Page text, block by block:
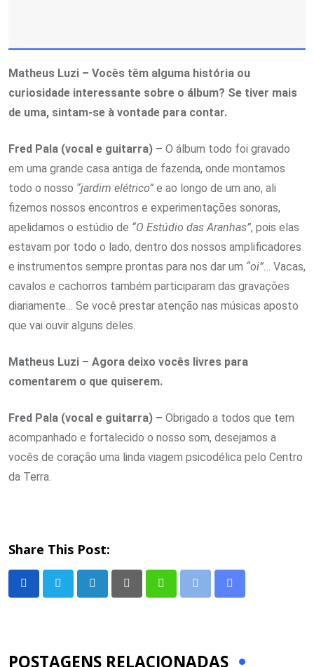
Matheus Luzi – Vocês têm alguma história ou
curiosidade interessante sobre o álbum? Se tiver mais
de uma, sintam-se à vontade para contar.
Fred Pala (vocal e guitarra) – O álbum todo foi gravado
em uma grande casa antiga de fazenda, onde montamos
todo o nosso “jardim elétrico” e ao longo de um ano, ali
fizemos nossos encontros e experimentações sonoras,
apelidamos o estúdio de “O Estúdio das Aranhas”, pois elas
estavam por todo o lado, dentro dos nossos amplificadores
e instrumentos sempre prontas para nos dar um “oi” … Vacas,
cavalos e cachorros também participaram das gravações
diariamente… Se você prestar atenção nas músicas aposto
que vai ouvir alguns deles.
Matheus Luzi – Agora deixo vocês livres para
comentarem o que quiserem.
Fred Pala (vocal e guitarra) – Obrigado a todos que tem
acompanhado e fortalecido o nosso som, desejamos a
vocês de coração uma linda viagem psicodélica pelo Centro
da Terra.
Share This Post:
POSTAGENS RELACIONADAS